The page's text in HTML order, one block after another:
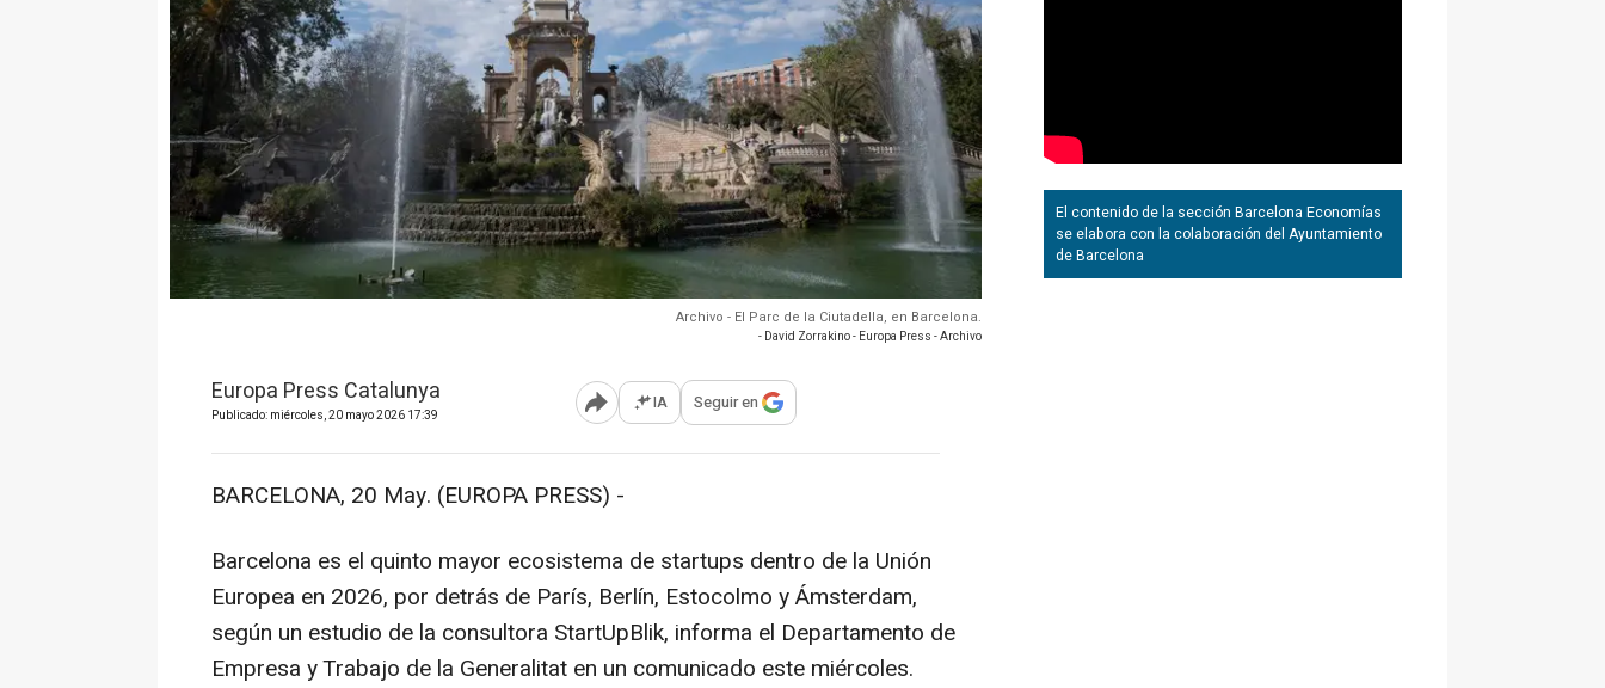
Archivo - El Parc de la Ciutadella, en Barcelona.
- David Zorrakino - Europa Press - Archivo
Europa Press Catalunya
Publicado: miércoles, 20 mayo 2026 17:39 Abrir opciones para compartir
IA Seguir en
BARCELONA, 20 May. (EUROPA PRESS) -
Barcelona es el quinto mayor ecosistema de startups dentro de la Unión
Europea en 2026, por detrás de París, Berlín, Estocolmo y Ámsterdam,
según un estudio de la consultora StartUpBlik, informa el Departamento de
Empresa y Trabajo de la Generalitat en un comunicado este miércoles.
El contenido de la sección Barcelona Economías
se elabora con la colaboración del Ayuntamiento
de Barcelona